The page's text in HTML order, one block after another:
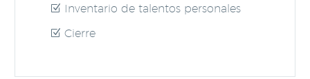
Inventario de talentos personales
Cierre